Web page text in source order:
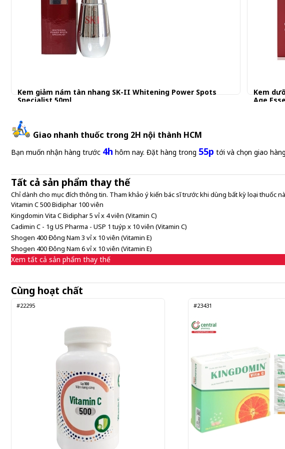
Kem giảm nám tàn nhang SK-II Whitening Power Spots
Specialist 50ml
Kem
Age
Giao nhanh thuốc trong 2H nội thành HCM
Bạn muốn nhận hàng trước 4h hôm nay. Đặt hàng trong 55p tới và chọn giao hàng
Tất cả sản phẩm thay thế
Chỉ dành cho mục đích thông tin. Tham khảo ý kiến bác sĩ trước khi dùng bất kỳ loại thuốc
Vitamin C 500 Bidiphar 100 viên
Kingdomin Vita C Bidiphar 5 vỉ x 4 viên (Vitamin C)
Cadimin C - 1g US Pharma - USP 1 tuýp x 10 viên (Vitamin C)
Shogen 400 Đông Nam 3 vỉ x 10 viên (Vitamin E)
Shogen 400 Đông Nam 6 vỉ x 10 viên (Vitamin E)
Xem tất cả sản phẩm thay thế
Cùng hoạt chất
#22295 #23431